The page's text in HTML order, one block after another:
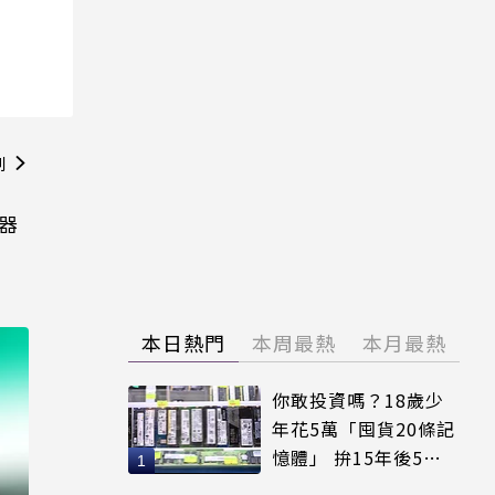
本日熱門 本周最熱 本月最熱
你敢投資嗎？18歲少
年花5萬「囤貨20條記
憶體」 拚15年後5倍